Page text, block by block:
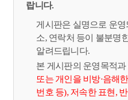
랍니다.
게시판은 실명으로 운
소, 연락처 등이 불분명
알려드립니다.
본 게시판의 운영목적
또는 개인을 비방·음해
번호 등), 저속한 표현,